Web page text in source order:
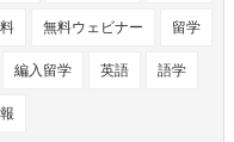
無料ウェビナー 留学
編入留学 英語 語学